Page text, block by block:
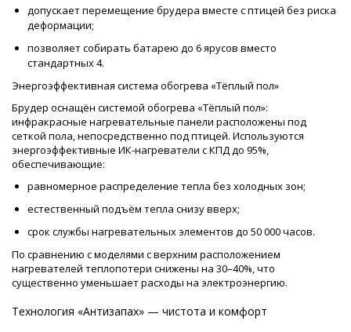
допускает перемещение брудера вместе с птицей без риска
деформации;
позволяет собирать батарею до 6 ярусов вместо
стандартных 4.
Энергоэффективная система обогрева «Тёплый пол»
Брудер оснащён системой обогрева «Тёплый пол»:
инфракрасные нагревательные панели расположены под
сеткой пола, непосредственно под птицей. Используются
энергоэффективные ИК-нагреватели с КПД до 95%,
обеспечивающие:
равномерное распределение тепла без холодных зон;
естественный подъём тепла снизу вверх;
срок службы нагревательных элементов до 50 000 часов.
По сравнению с моделями с верхним расположением
нагревателей теплопотери снижены на 30–40%, что
существенно уменьшает расходы на электроэнергию.
Технология «Антизапах» — чистота и комфорт